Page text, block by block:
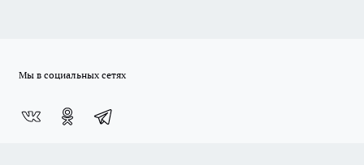
Мы в социальных сетях